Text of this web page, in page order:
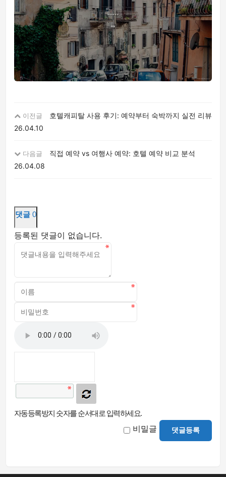
이전글
호텔캐피탈 사용 후기: 예약부터 숙박까지 실전 리뷰
26.04.10
다음글
직접 예약 vs 여행사 예약: 호텔 예약 비교 분석
26.04.08
댓글 0
등록된 댓글이 없습니다.
자동등록방지 숫자를 순서대로 입력하세요.
비밀글 댓글등록